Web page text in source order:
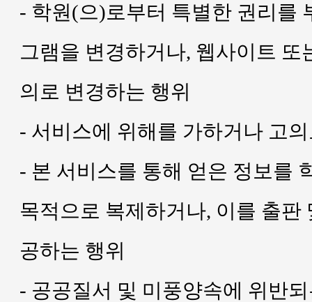
- 학원(으)로부터 특별한 권리를
그램을 변경하거나, 웹사이트
의로 변경하는 행위
- 서비스에 위해를 가하거나 고
- 본 서비스를 통해 얻은 정보를
목적으로 복제하거나, 이를 출판
공하는 행위
- 공공질서 및 미풍양속에 위반